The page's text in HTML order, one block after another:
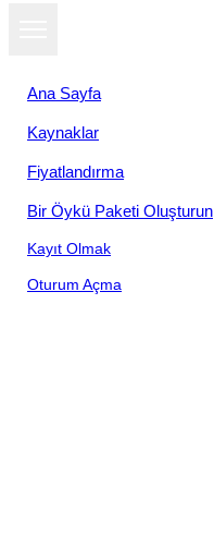
Ana Sayfa
Kaynaklar
Fiyatlandırma
Bir Öykü Paketi Oluşturun
Kayıt Olmak
Oturum Açma